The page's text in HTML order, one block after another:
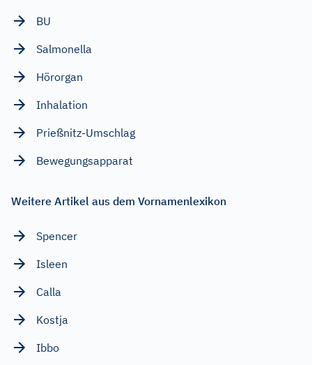
BU
Salmonella
Hörorgan
Inhalation
Prießnitz-Umschlag
Bewegungsapparat
Weitere Artikel aus dem Vornamenlexikon
Spencer
Isleen
Calla
Kostja
Ibbo